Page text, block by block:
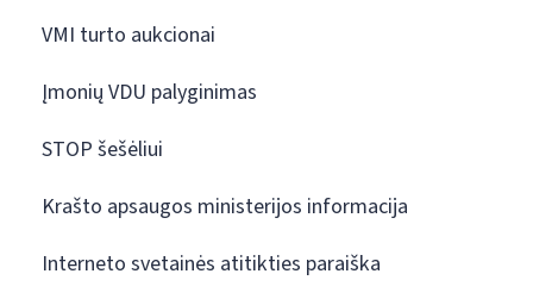
VMI turto aukcionai
Įmonių VDU palyginimas
STOP šešėliui
Krašto apsaugos ministerijos informacija
Interneto svetainės atitikties paraiška